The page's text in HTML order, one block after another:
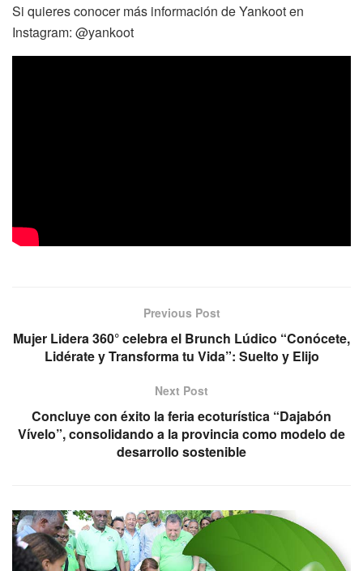
Si quieres conocer más información de Yankoot en
Instagram: @yankoot
Previous Post
Mujer Lidera 360° celebra el Brunch Lúdico “Conócete,
Lidérate y Transforma tu Vida”: Suelto y Elijo
Next Post
Concluye con éxito la feria ecoturística “Dajabón
Vívelo”, consolidando a la provincia como modelo de
desarrollo sostenible